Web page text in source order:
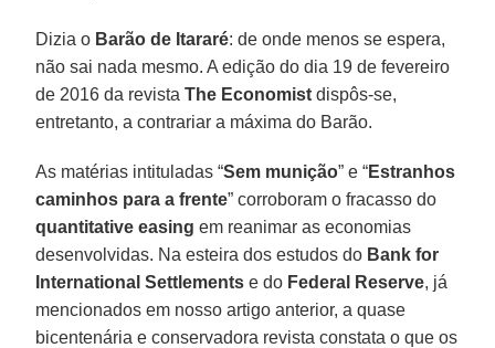
Dizia o Barão de Itararé: de onde menos se espera,
não sai nada mesmo. A edição do dia 19 de fevereiro
de 2016 da revistaThe Economist dispôs-se,
entretanto, a contrariar a máxima do Barão.
As matérias intituladas “Sem munição” e “Estranhos
caminhos para a frente” corroboram o fracasso do
quantitative easing em reanimar as economias
desenvolvidas. Na esteira dos estudos do Bank for
International Settlements e do Federal Reserve, já
mencionados em nosso artigo anterior, a quase
bicentenária e conservadora revista constata o que os